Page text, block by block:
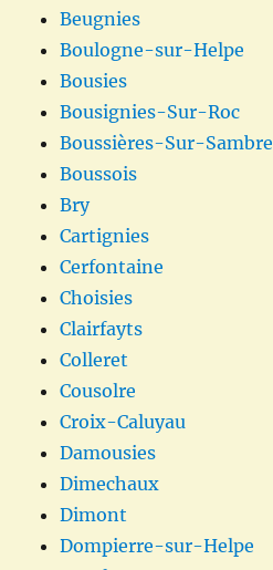
Beugnies
Boulogne-sur-Helpe
Bousies
Bousignies-Sur-Roc
Boussières-Sur-Sambre
Boussois
Bry
Cartignies
Cerfontaine
Choisies
Clairfayts
Colleret
Cousolre
Croix-Caluyau
Damousies
Dimechaux
Dimont
Dompierre-sur-Helpe